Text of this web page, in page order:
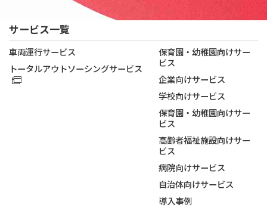
サービス一覧
車両運行サービス
トータルアウトソーシングサービス
保育園・幼稚園向けサー
ビス
企業向けサービス
学校向けサービス
保育園・幼稚園向けサー
ビス
高齢者福祉施設向けサー
ビス
病院向けサービス
自治体向けサービス
導入事例